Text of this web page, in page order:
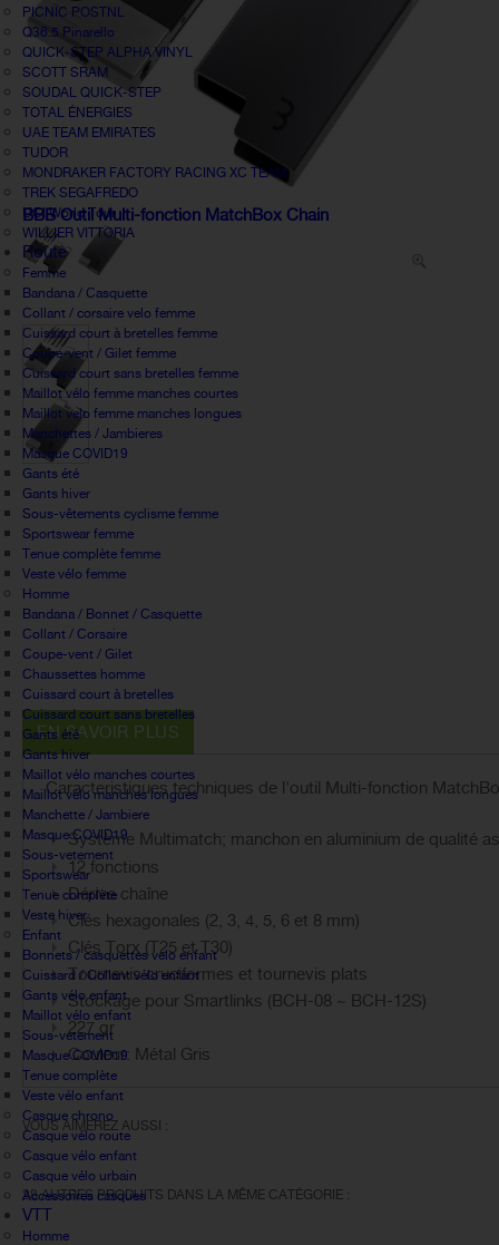
PICNIC POSTNL
Q36.5 Pinarello
QUICK-STEP ALPHA VINYL
SCOTT SRAM
SOUDAL QUICK-STEP
TOTAL ÉNERGIES
UAE TEAM EMIRATES
TUDOR
MONDRAKER FACTORY RACING XC TEAM
TREK SEGAFREDO
UCI World Tour
WILLIER VITTORIA
Route
Femme
Bandana / Casquette
Collant / corsaire velo femme
Cuissard court à bretelles femme
Coupe-vent / Gilet femme
Cuissard court sans bretelles femme
Maillot vélo femme manches courtes
Maillot velo femme manches longues
Manchettes / Jambieres
Masque COVID19
Gants été
Gants hiver
Sous-vêtements cyclisme femme
Sportswear femme
Tenue complète femme
Veste vélo femme
Homme
Bandana / Bonnet / Casquette
Collant / Corsaire
Coupe-vent / Gilet
Chaussettes homme
Cuissard court à bretelles
Cuissard court sans bretelles
Gants été
Gants hiver
Maillot vélo manches courtes
Maillot vélo manches longues
Manchette / Jambiere
Masque COVID19
Sous-vetement
Sportswear
Tenue complète
Veste hiver
Enfant
Bonnets / casquettes velo enfant
Cuissard / Collant vélo enfant
Gants vélo enfant
Maillot vélo enfant
Sous-vetement
Masque COVID19
Tenue complète
Veste vélo enfant
Casque chrono
Casque vélo route
Casque vélo enfant
Casque vélo urbain
Accessoires casques
VTT
Homme
BBB Outil Multi-fonction MatchBox Chain
EN SAVOIR PLUS
Caracteristiques techniques de l'outil Multi-fonction
Système Multimatch; manchon en aluminium de qualité
12 fonctions
Dérive chaîne
Clés hexagonales (2, 3, 4, 5, 6 et 8 mm)
Clés Torx (T25 et T30)
Tournevis cruciformes et tournevis plats
Stockage pour Smartlinks (BCH-08 ~ BCH-12S)
227 gr
Couleur: Métal Gris
VOUS AIMEREZ AUSSI :
28 AUTRES PRODUITS DANS LA MÊME CATÉGORIE :